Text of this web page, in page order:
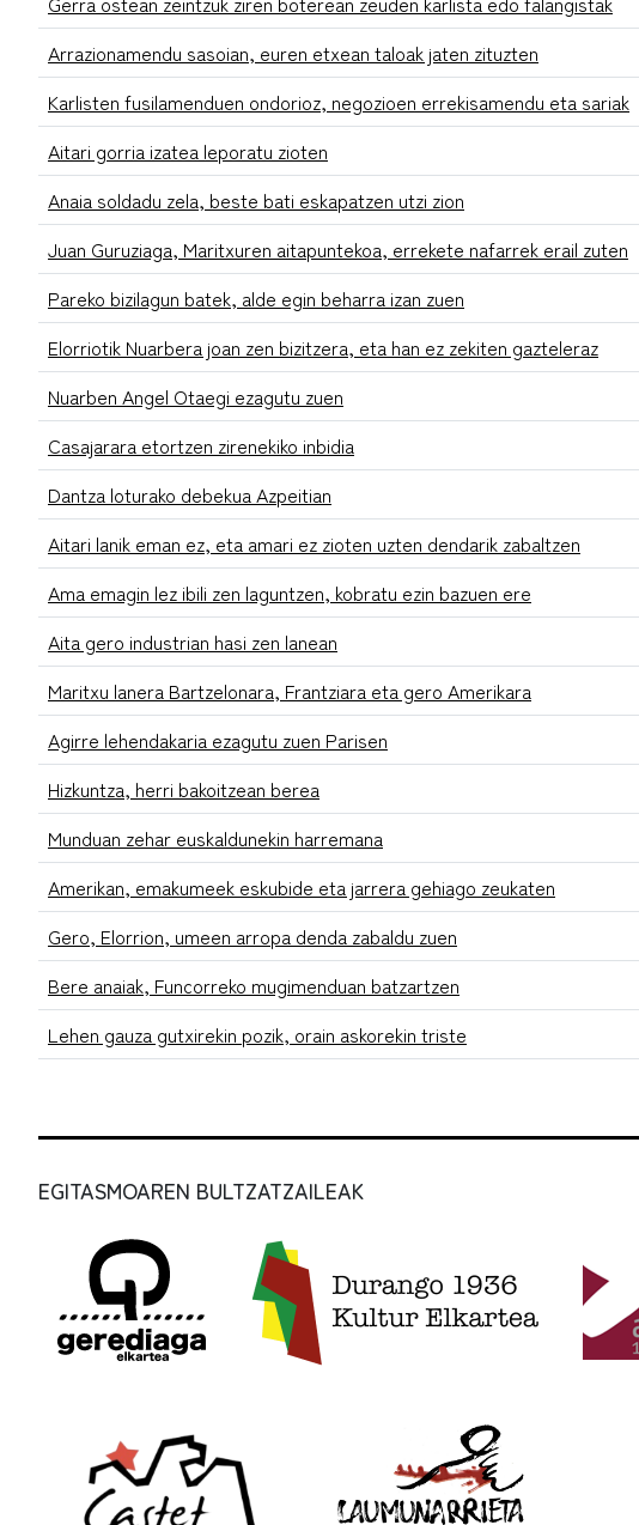
Arrazionamendu sasoian, euren etxean taloak jaten zituzten
Karlisten fusilamenduen ondorioz, negozioen errekisamendu eta sariak
Aitari gorria izatea leporatu zioten
Anaia soldadu zela, beste bati eskapatzen utzi zion
Juan Guruziaga, Maritxuren aitapuntekoa, errekete nafarrek erail zuten
Pareko bizilagun batek, alde egin beharra izan zuen
Elorriotik Nuarbera joan zen bizitzera, eta han ez zekiten gazteleraz
Nuarben Angel Otaegi ezagutu zuen
Casajarara etortzen zirenekiko inbidia
Dantza loturako debekua Azpeitian
Aitari lanik eman ez, eta amari ez zioten uzten dendarik zabaltzen
Ama emagin lez ibili zen laguntzen, kobratu ezin bazuen ere
Aita gero industrian hasi zen lanean
Maritxu lanera Bartzelonara, Frantziara eta gero Amerikara
Agirre lehendakaria ezagutu zuen Parisen
Hizkuntza, herri bakoitzean berea
Munduan zehar euskaldunekin harremana
Amerikan, emakumeek eskubide eta jarrera gehiago zeukaten
Gero, Elorrion, umeen arropa denda zabaldu zuen
Bere anaiak, Funcorreko mugimenduan batzartzen
Lehen gauza gutxirekin pozik, orain askorekin triste
EGITASMOAREN BULTZATZAILEAK